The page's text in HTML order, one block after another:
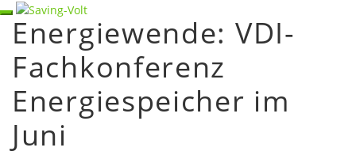
Skip
content
Toggle
navigation
Energiewende:
VDI-
Fachkonferenz
Energiespeicher
im
Juni
Energiewende: VDI-
Fachkonferenz
Energiespeicher im
Juni